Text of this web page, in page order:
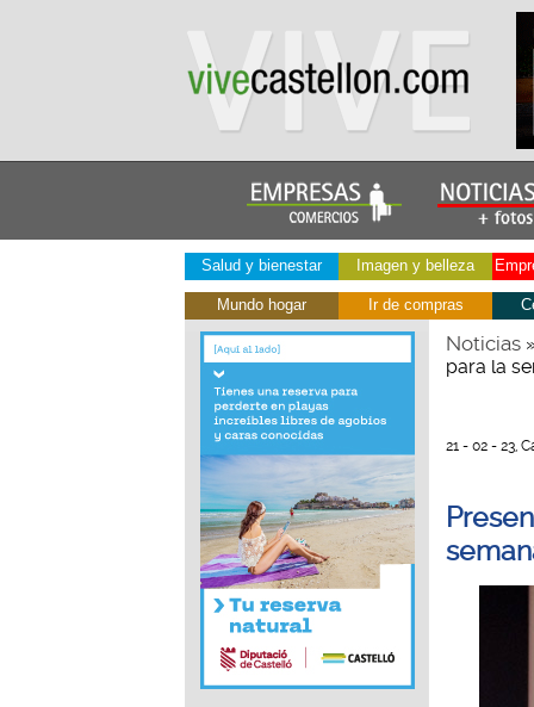
Salud y bienestar Imagen y belleza
Mundo hogar Ir de compras
Noticias
para la
21 - 02 - 23,